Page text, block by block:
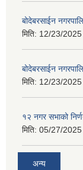
बोदेबरसाईन
मिति: 12/23/
बोदेबरसाईन
मिति: 12/23/
१२ नगर सभाको
मिति: 05/27/
अन्य